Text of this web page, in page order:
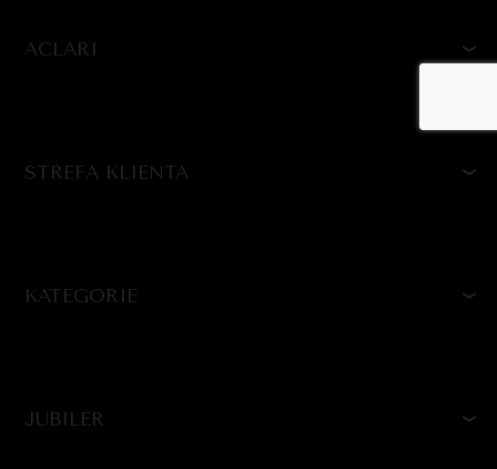
ACLARI
STREFA KLIENTA
KATEGORIE
JUBILER